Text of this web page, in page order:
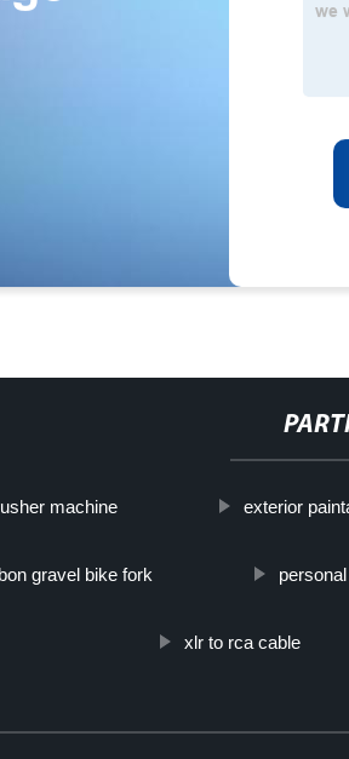
machine exterior
gravel bike fork
xlr to rca cable